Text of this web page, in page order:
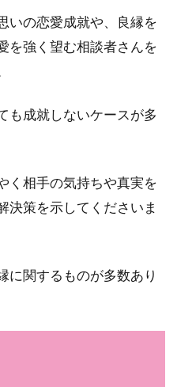
いの恋愛成就や、良縁を
を強く望む相談者さんを
も成就しないケースが多
く相手の気持ちや真実を
決策を示してくださいま
に関するものが多数あり